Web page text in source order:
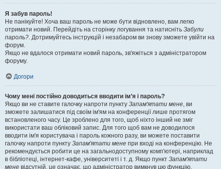
Я забув пароль!
Не панікуйте! Хоча ваш пароль не може бути відновлено, вам легко
отримати новий. Перейдіть на сторінку логування та натисніть Забули
пароль?. Дотримуйтесь інструкцій і незабаром ви знову зможете увійти на
форум.
Якщо не вдалося отримати новий пароль, зв'яжіться з адміністратором
форуму.
Догори
Чому мені постійно доводиться вводити ім’я і пароль?
Якщо ви не ставите галочку напроти пункту Запам'ятати мене, ви
зможете залишатися під своїм ім'ям на конференції лише протягом
встановленого часу. Це зроблено для того, щоб ніхто інший не зміг
використати ваш обліковий запис. Для того щоб вам не доводилося
вводити ім'я користувача і пароль кожного разу, ви можете поставити
галочку напроти пункту Запам'ятати мене при вході на конференцію. Не
рекомендується робити це на загальнодоступному комп'ютері, наприклад
в бібліотеці, інтернет-кафе, університеті і т. д. Якщо пункт Запам'ятати
мене відсутній, це означає, що адміністратор вимкнув цю функцію.